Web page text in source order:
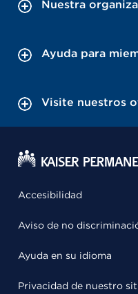
Nuestra
Ayuda para
Visite nuestros
Accesibilidad
Aviso de no
Ayuda en su idioma
Privacidad de nuestro